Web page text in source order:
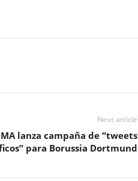
Next article
lanza campaña de “tweets
para Borussia Dortmund